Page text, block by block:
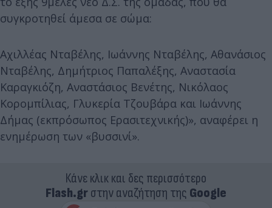
συγκροτηθεί άμεσα σε σώμα:
Αχιλλέας Νταβέλης, Ιωάννης Νταβέλης, Αθανάσιος
Νταβέλης, Δημήτριος Παπαλέξης, Αναστασία
Καραγκιόζη, Αναστάσιος Βενέτης, Νικόλαος
Κορομπίλιας, Γλυκερία Τζουβάρα και Ιωάννης
Δήμας (εκπρόσωπος Ερασιτεχνικής)», αναφέρει η
ενημέρωση των «βυσσινί».
Κάνε κλικ και δες περισσότερο
Flash.grστην αναζήτηση της Google